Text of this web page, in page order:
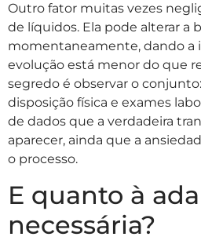
Outro fator muitas vezes
de líquidos. Ela pode alterar a
momentaneamente, dando a
evolução está menor do que
segredo é observar o
disposição física e exames
de dados que a verdadeira
aparecer, ainda que a
o processo.
E quanto à
necessária?